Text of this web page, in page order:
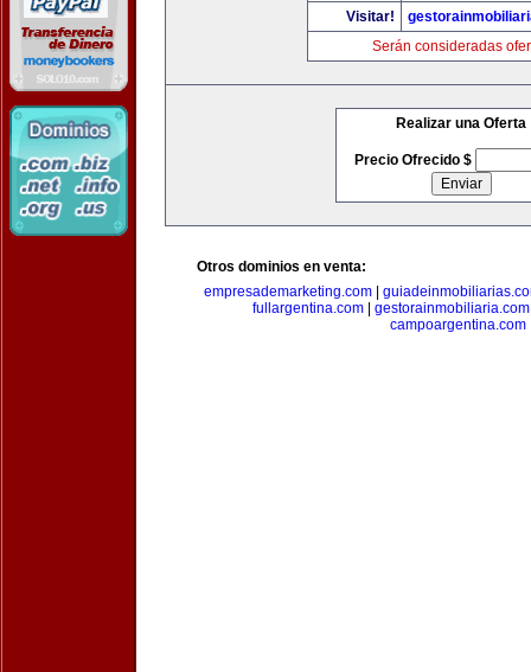
Visitar!
Serán consideradas
Realizar una Oferta
Precio Ofrecido $
Otros dominios en venta:
empresademarketing.com|
fullargentina.com
gestorainmobiliaria.com
campoargentina.com